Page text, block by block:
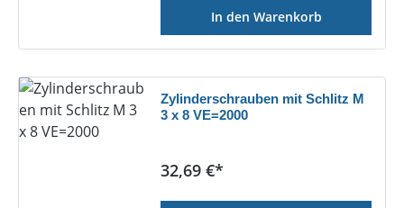
In den Warenkorb
Zylinderschrauben mit Schlitz M
3 x 8 VE=2000
Regulärer Preis:
32,69 €*